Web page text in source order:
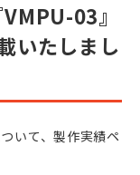
03』
いたしまし
いて、製作実績ペ